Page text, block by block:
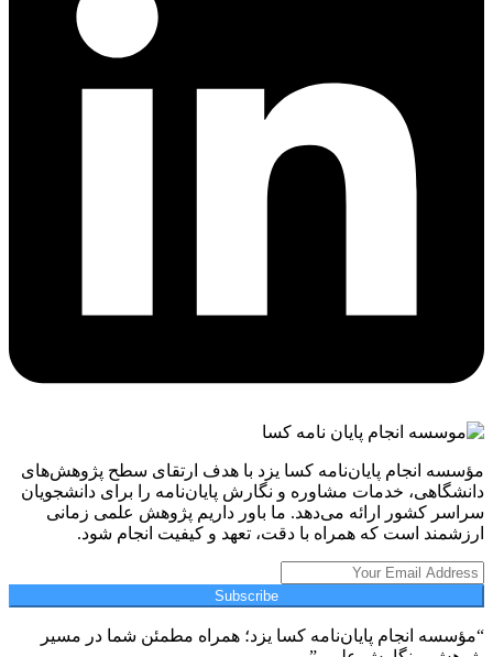
مؤسسه انجام پایان‌نامه کسا یزد با هدف ارتقای سطح پژوهش‌های
دانشگاهی، خدمات مشاوره و نگارش پایان‌نامه را برای دانشجویان
سراسر کشور ارائه می‌دهد. ما باور داریم پژوهش علمی زمانی
ارزشمند است که همراه با دقت، تعهد و کیفیت انجام شود.
Subscribe
“مؤسسه انجام پایان‌نامه کسا یزد؛ همراه مطمئن شما در مسیر